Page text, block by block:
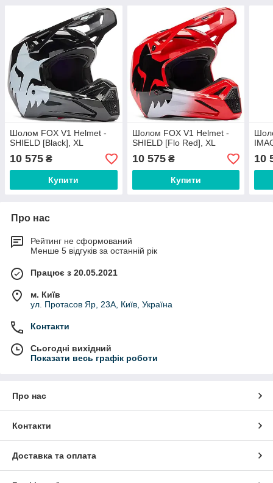
Шолом FOX V1 Helmet -
SHIELD [Black], XL
10 575 ₴
Купити
Шолом FOX V1 Helmet -
SHIELD [Flo Red], XL
10 575₴
Купити
10
Про нас
Рейтинг не сформований
Менше 5 відгуків за останній рік
Працює з 20.05.2021
м. Київ
ул. Протасов Яр, 23А, Київ, Україна
Контакти
Сьогодні вихідний
Показати весь графік роботи
Про нас
Контакти
Доставка та оплата